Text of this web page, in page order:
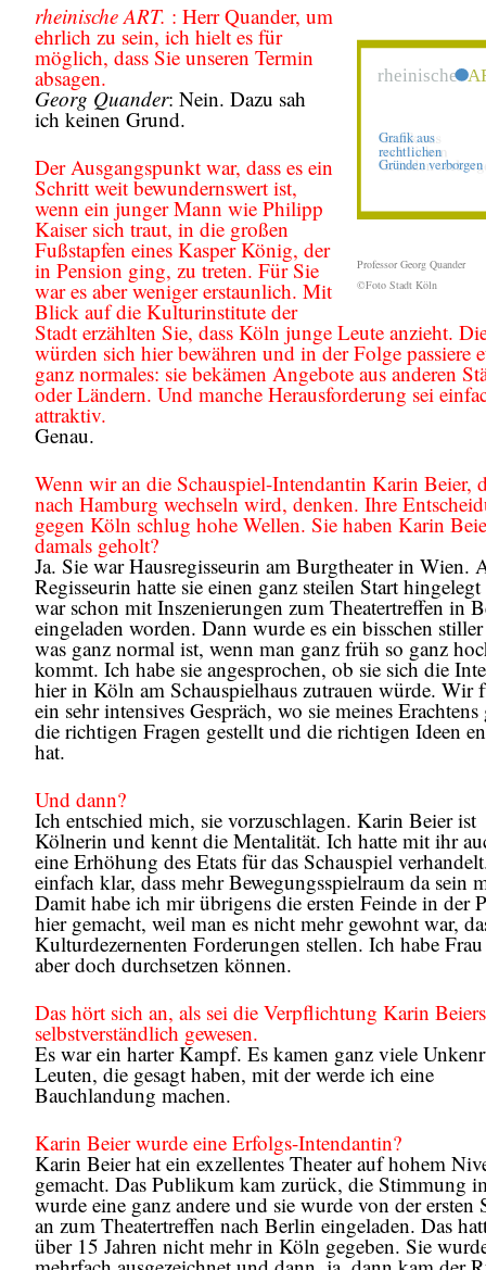
Professor Georg Quander
©Foto Stadt Köln
rheinische ART. : Herr Quander, um
ehrlich zu sein, ich hielt es für
möglich, dass Sie unseren Termin
absagen.
Georg Quander: Nein. Dazu sah
ich keinen Grund.
Der Ausgangspunkt war, dass es ein
Schritt weit bewundernswert ist,
wenn ein junger Mann wie Philipp
Kaiser sich traut, in die großen
Fußstapfen eines Kasper König, der
in Pension ging, zu treten. Für Sie
war es aber weniger erstaunlich. Mit
Blick auf die Kulturinstitute der
Stadt erzählten Sie, dass Köln junge Leute anzieht.
würden sich hier bewähren und in der Folge passiere
ganz normales: sie bekämen Angebote aus anderen
oder Ländern. Und manche Herausforderung sei
attraktiv.
Genau.
Wenn wir an die Schauspiel-Intendantin Karin Beier,
nach Hamburg wechseln wird, denken. Ihre
gegen Köln schlug hohe Wellen. Sie haben Karin
damals geholt?
Ja. Sie war Hausregisseurin am Burgtheater in Wien.
Regisseurin hatte sie einen ganz steilen Start
war schon mit Inszenierungen zum Theatertreffen in
eingeladen worden. Dann wurde es ein bisschen
was ganz normal ist, wenn man ganz früh so ganz
kommt. Ich habe sie angesprochen, ob sie sich die
hier in Köln am Schauspielhaus zutrauen würde. Wir
ein sehr intensives Gespräch, wo sie meines Erachtens
die richtigen Fragen gestellt und die richtigen Ideen
hat.
Und dann?
Ich entschied mich, sie vorzuschlagen. Karin Beier ist
Kölnerin und kennt die Mentalität. Ich hatte mit ihr
eine Erhöhung des Etats für das Schauspiel
einfach klar, dass mehr Bewegungsspielraum da sein
Damit habe ich mir übrigens die ersten Feinde in der
hier gemacht, weil man es nicht mehr gewohnt war,
Kulturdezernenten Forderungen stellen. Ich habe
aber doch durchsetzen können.
Das hört sich an, als sei die Verpflichtung Karin
selbstverständlich gewesen.
Es war ein harter Kampf. Es kamen ganz viele
Leuten, die gesagt haben, mit der werde ich eine
Bauchlandung machen.
Karin Beier wurde eine Erfolgs-Intendantin?
Karin Beier hat ein exzellentes Theater auf hohem
gemacht. Das Publikum kam zurück, die Stimmung
wurde eine ganz andere und sie wurde von der ersten
an zum Theatertreffen nach Berlin eingeladen. Das
über 15 Jahren nicht mehr in Köln gegeben. Sie